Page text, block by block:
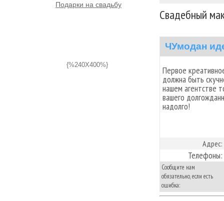
Подарки на свадьбу
{%240X400%}
Свадебный
ЧУмодан
Первое
должна быть
нашем агентстве
вашего
надолго!
Адрес:
Телефоны:
Сообщите нам
обязательно, если есть
ошибка: